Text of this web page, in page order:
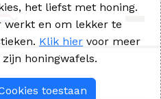
het liefst met honing.
werkt en om lekker te
Klik hier voor meer
honingwafels.
toestaan